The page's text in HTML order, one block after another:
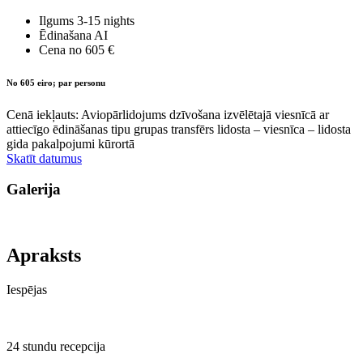
Ilgums 3-15 nights
Ēdinašana AI
Cena no 605 €
No 605 eiro; par personu
Cenā iekļauts: Aviopārlidojums dzīvošana izvēlētajā viesnīcā ar
attiecīgo ēdināšanas tipu grupas transfērs lidosta – viesnīca – lidosta
gida pakalpojumi kūrortā
Skatīt datumus
Galerija
Apraksts
Iespējas
24 stundu recepcija